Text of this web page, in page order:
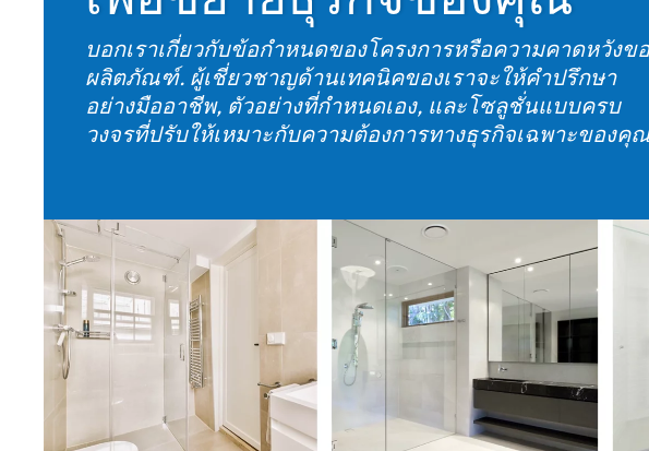
บอกเราเกี่ยวกับข้อกำหนดของโครงการหรือความคาดหวังของ
ผลิตภัณฑ์. ผู้เชี่ยวชาญด้านเทคนิคของเราจะให้คำปรึกษา
อย่างมืออาชีพ, ตัวอย่างที่กำหนดเอง, และโซลูชั่นแบบครบ
วงจรที่ปรับให้เหมาะกับความต้องการทางธุรกิจเฉพาะของคุณ.